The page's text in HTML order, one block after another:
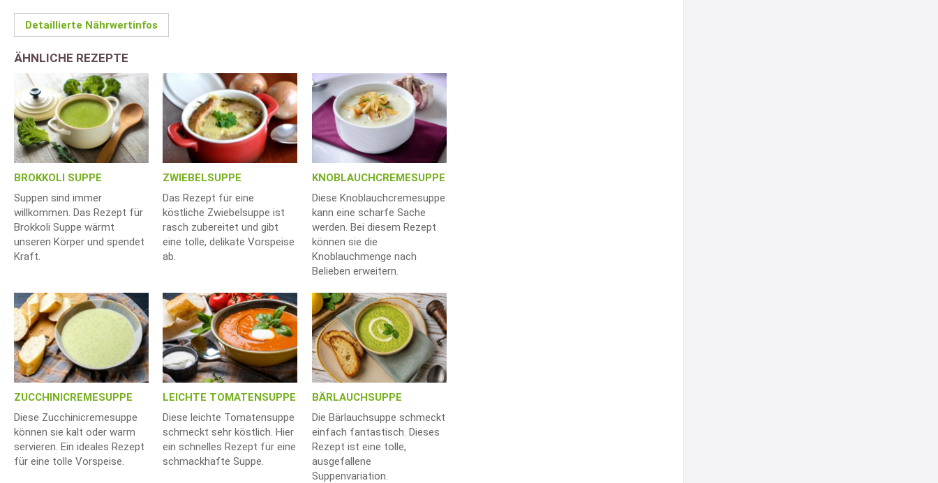
Detaillierte Nährwertinfos
ÄHNLICHE REZEPTE
BROKKOLI SUPPE
Suppen sind immer
willkommen. Das Rezept für
Brokkoli Suppe wärmt
unseren Körper und spendet
Kraft.
ZWIEBELSUPPE
Das Rezept für eine
köstliche Zwiebelsuppe ist
rasch zubereitet und gibt
eine tolle, delikate Vorspeise
ab.
KNOBLAUCHCREMESUPPE
Diese Knoblauchcremesuppe
kann eine scharfe Sache
werden. Bei diesem Rezept
können sie die
Knoblauchmenge nach
Belieben erweitern.
ZUCCHINICREMESUPPE
Diese Zucchinicremesuppe
können sie kalt oder warm
servieren. Ein ideales Rezept
für eine tolle Vorspeise.
LEICHTE TOMATENSUPPE
Diese leichte Tomatensuppe
schmeckt sehr köstlich. Hier
ein schnelles Rezept für eine
schmackhafte Suppe.
BÄRLAUCHSUPPE
Die Bärlauchsuppe schmeckt
einfach fantastisch. Dieses
Rezept ist eine tolle,
ausgefallene
Suppenvariation.